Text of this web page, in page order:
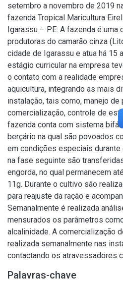
setembro a novembro de 2019
fazenda Tropical Maricultura
Igarassu – PE. A fazenda é
produtoras do camarão cinza
cidade de Igarassu e atua há 15
estágio curricular na empresa
o contato com a realidade
aquicultura, integrando as mais
instalação, tais como, manejo de
comercialização, controle de
fazenda conta com sistema
berçário na qual são povoados
em condições especiais
na fase seguinte são
engorda, no qual permanecem
11g. Durante o cultivo são
para reajuste da ração e
Semanalmente é realizada
mensurados os parâmetros
alcalinidade. A comercialização
realizada semanalmente nas
contactando os atravessadores
Palavras-chave